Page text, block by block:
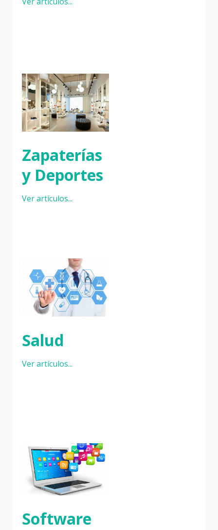
Zapaterías
y Deportes
Ver artículos...
Salud
Ver artículos...
Software